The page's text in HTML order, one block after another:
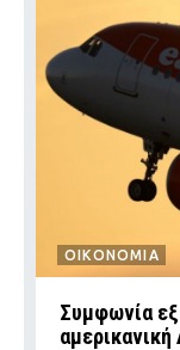
ΟΙΚΟΝΟΜΙΑ
Συμφωνία